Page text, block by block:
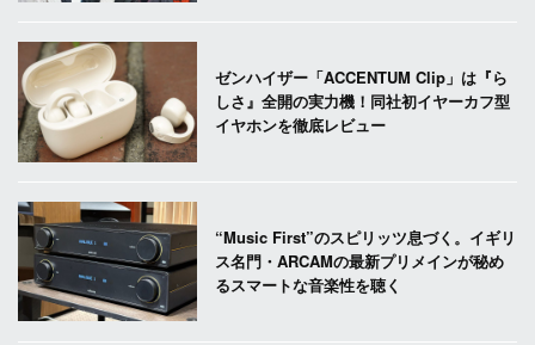
ゼンハイザー「ACCENTUM Clip」は『ら
しさ』全開の実力機！同社初イヤーカフ型
イヤホンを徹底レビュー
“Music First”のスピリッツ息づく。イギリ
ス名門・ARCAMの最新プリメインが秘め
るスマートな音楽性を聴く